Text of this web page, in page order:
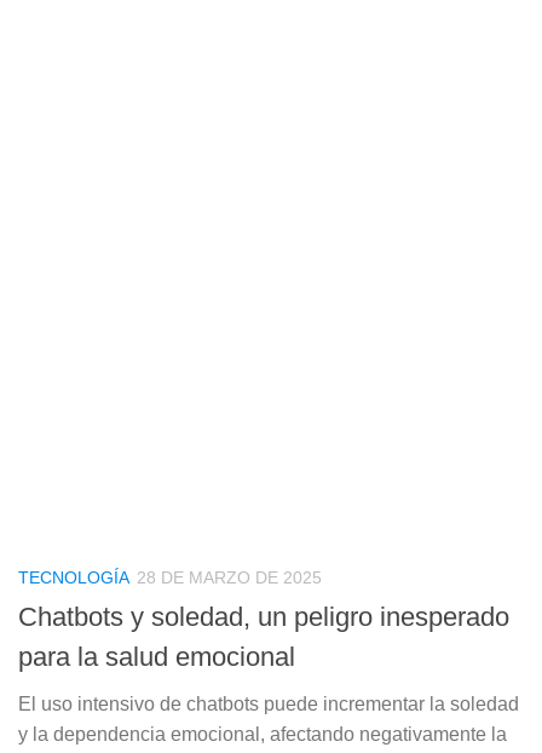
TECNOLOGÍA 28 DE MARZO DE 2025
Chatbots y soledad, un peligro inesperado
para la salud emocional
El uso intensivo de chatbots puede incrementar la soledad
y la dependencia emocional, afectando negativamente la